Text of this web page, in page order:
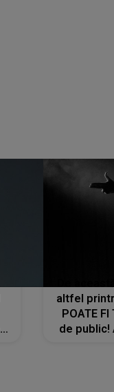
altfel
POATE FI
de public!